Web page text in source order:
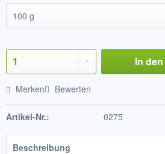
In den
Merken Bewerten
Artikel-Nr.: 0275
Beschreibung